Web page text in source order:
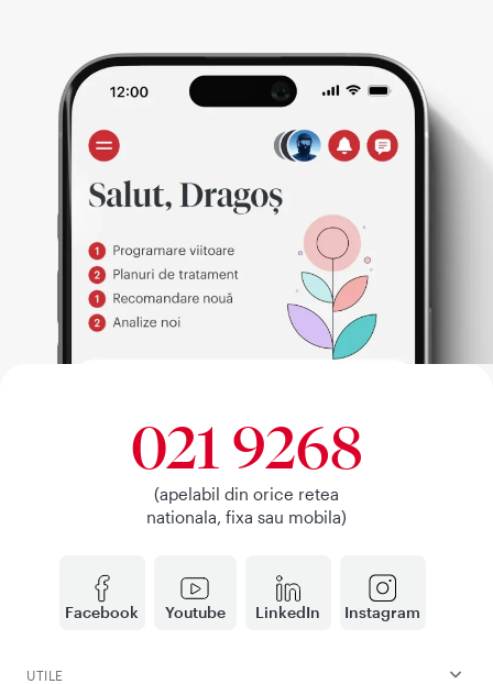
Facebook Youtube LinkedIn Instagram
021 9268
(apelabil din orice retea
nationala, fixa sau mobila)
UTILE